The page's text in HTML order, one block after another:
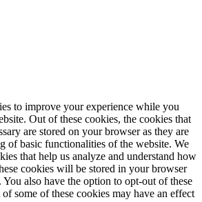
to improve your experience while you
Out of these cookies, the cookies that
are stored on your browser as they are
of basic functionalities of the website. We
that help us analyze and understand how
cookies will be stored in your browser
also have the option to opt-out of these
some of these cookies may have an effect